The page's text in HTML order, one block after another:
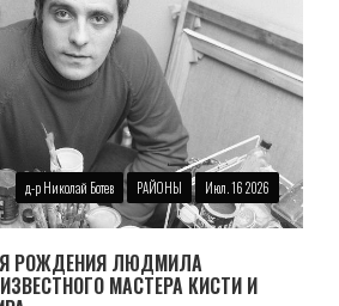
д-р Николай Ботев РАЙОНЫ Июл. 16 2026
РОЖДЕНИЯ ЛЮДМИЛА
МАСТЕРА КИСТИ И